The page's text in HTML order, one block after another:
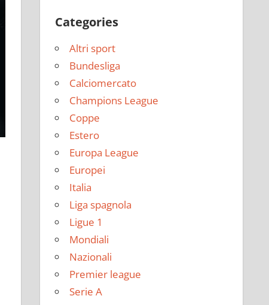
Categories
Altri sport
Bundesliga
Calciomercato
Champions League
Coppe
Estero
Europa League
Europei
Italia
Liga spagnola
Ligue 1
Mondiali
Nazionali
Premier league
Serie A